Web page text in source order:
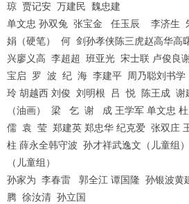
琼 贾记安 万建民 魏忠建
单文忠 孙双兔 张宝金 任玉辰 李济生
娟（硬笔） 何 剑孙孝侠陈三虎赵高华
兴廖义高 李超超 班亚光 宋士联 卢俊良
宝启 罗 波 纪 海 李建平 周乃聪刘书学
玲 胡越西 刘俊 刘明根 吕 悦 陈王成
（油画） 梁 乞 谢 成 王学军 单文忠
儒 袁 莹 郑建英 郑忠华 纪克爱 张双庄
柱 薛永全韩守波 孙才祥武逸文（儿童组
（儿童组）
孙家为 李春雷 郭全江 谭国隆 孙银波
腾 徐汝清 孙立国